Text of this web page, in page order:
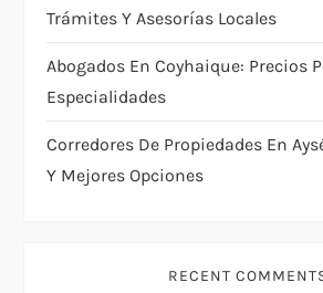
Trámites Y Asesorías Locales
Abogados En Coyhaique: Precios
Especialidades
Corredores De Propiedades En
Y Mejores Opciones
RECENT